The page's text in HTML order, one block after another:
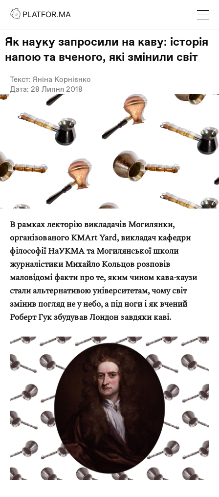
PLATFOR.MA
PLATFOR.MA
Контакти
Спецпроєкти
Редакційна політика
Співпраця
Кейси
Каталог
Оплата та доставка
Повернення та обмін
Публічна оферта
Про магазин
КРЕЗЮМЕ
Про сервіс
Як науку запросили на каву: історія
напою та вченого, які змінили світ
Текст: Яніна Корнієнко
Дата: 28 Липня 2018
В рамках лекторію викладачів Могилянки,
організованого KMArt Yard, викладач кафедри
філософії НаУКМА та Могилянської школи
журналістики Михайло Кольцов розповів
маловідомі факти про те, яким чином кава-хаузи
стали альтернативою університетам, чому світ
змінив погляд не у небо, а під ноги і як вчений
Роберт Гук збудував Лондон завдяки каві.